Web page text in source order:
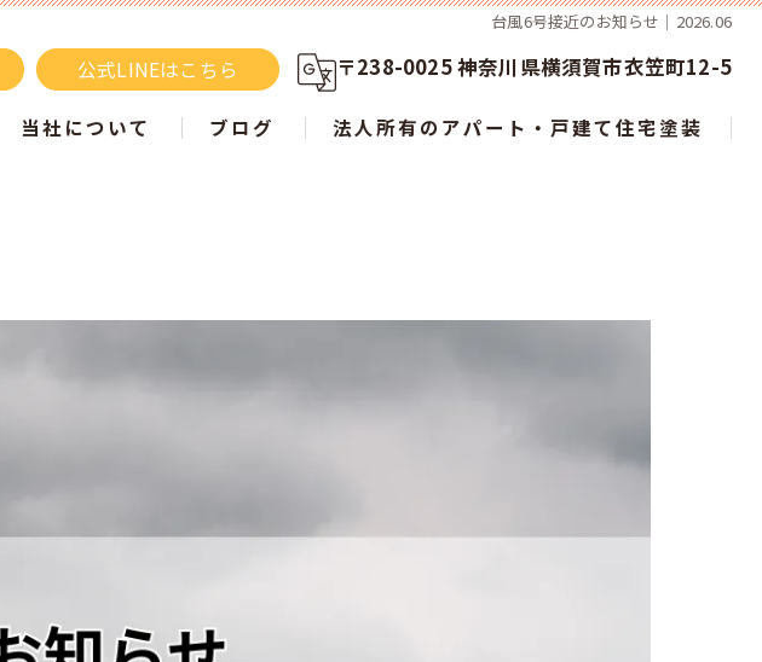
台風6号接近のお知らせ｜2026.06
公式LINEはこちら 〒238-0025 神奈川県横須賀市衣笠町12-5
当社について ブログ 法人所有のアパート・戸建て住宅塗装